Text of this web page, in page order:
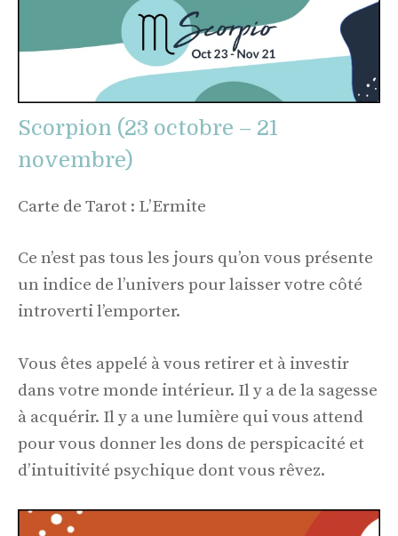
Scorpion (23 octobre – 21
novembre)
Carte de Tarot : L’Ermite
Ce n’est pas tous les jours qu’on vous présente
un indice de l’univers pour laisser votre côté
introverti l’emporter.
Vous êtes appelé à vous retirer et à investir
dans votre monde intérieur. Il y a de la sagesse
à acquérir. Il y a une lumière qui vous attend
pour vous donner les dons de perspicacité et
d’intuitivité psychique dont vous rêvez.